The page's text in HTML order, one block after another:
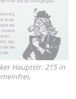
Hauptstr. 215 in